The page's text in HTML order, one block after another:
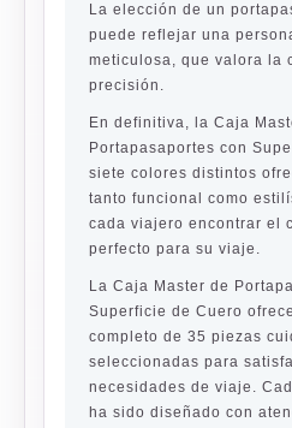
La elección de un
puede reflejar una
meticulosa, que valora la
precisión.
En definitiva, la Caja
Portapasaportes con
siete colores distintos
tanto funcional como
cada viajero encontrar el
perfecto para su viaje.
La Caja Master de
Superficie de Cuero
completo de 35 piezas
seleccionadas para
necesidades de viaje.
ha sido diseñado con